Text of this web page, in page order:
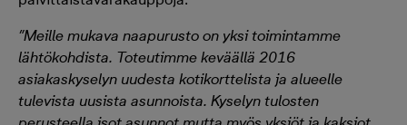
”Meille mukava naapurusto on yksi toimintamme
lähtökohdista. Toteutimme keväällä 2016
asiakaskyselyn uudesta kotikorttelista ja alueelle
tulevista uusista asunnoista. Kyselyn tulosten